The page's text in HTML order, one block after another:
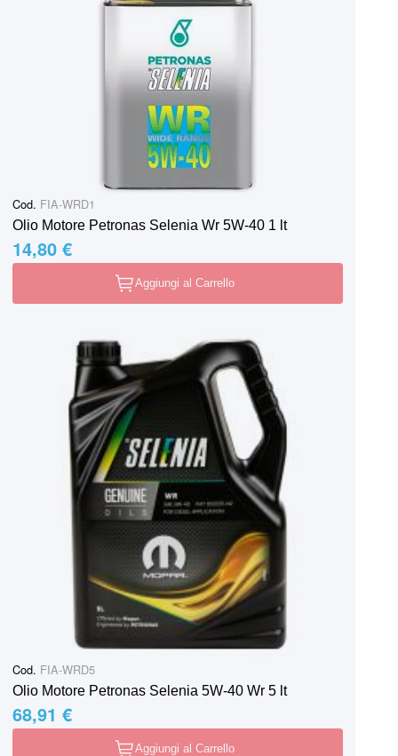
Cod. FIA-WRD1
Olio Motore Petronas Selenia Wr 5W-40 1 lt
14,80 €
Aggiungi al Carrello
Cod. FIA-WRD5
Olio Motore Petronas Selenia 5W-40 Wr 5 lt
68,91 €
Aggiungi al Carrello